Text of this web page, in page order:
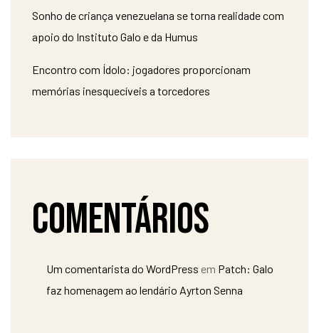
Sonho de criança venezuelana se torna realidade com
apoio do Instituto Galo e da Humus
Encontro com Ídolo: jogadores proporcionam
memórias inesquecíveis a torcedores
Comentários
Um comentarista do WordPress em Patch: Galo
faz homenagem ao lendário Ayrton Senna